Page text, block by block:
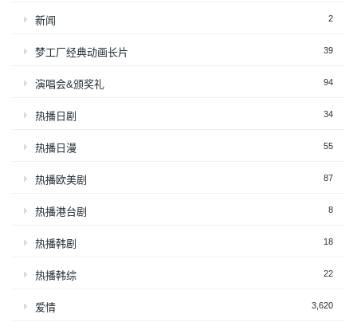
新闻 2
梦工厂经典动画长片 39
演唱会&颁奖礼 94
热播日剧 34
热播日漫 55
热播欧美剧 87
热播港台剧 8
热播韩剧 18
热播韩综 22
爱情 3,620